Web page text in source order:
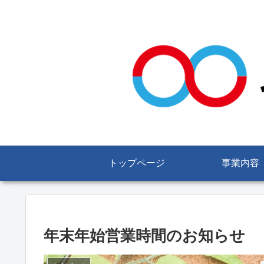
トップページ 事業内容
年末年始営業時間のお知らせ